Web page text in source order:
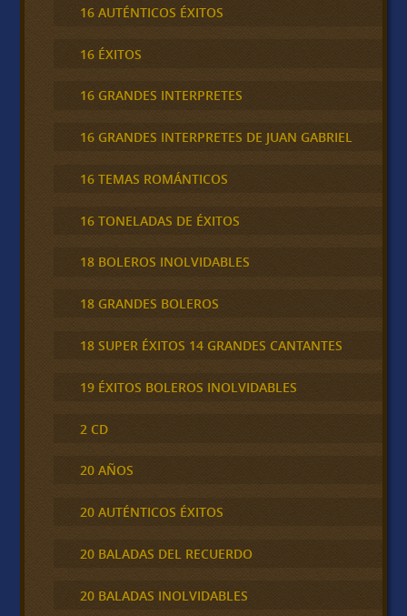
16 AUTÉNTICOS ÉXITOS
16 ÉXITOS
16 GRANDES INTERPRETES
16 GRANDES INTERPRETES DE JUAN GABRIEL
16 TEMAS ROMÁNTICOS
16 TONELADAS DE ÉXITOS
18 BOLEROS INOLVIDABLES
18 GRANDES BOLEROS
18 SUPER ÉXITOS 14 GRANDES CANTANTES
19 ÉXITOS BOLEROS INOLVIDABLES
2 CD
20 AÑOS
20 AUTÉNTICOS ÉXITOS
20 BALADAS DEL RECUERDO
20 BALADAS INOLVIDABLES